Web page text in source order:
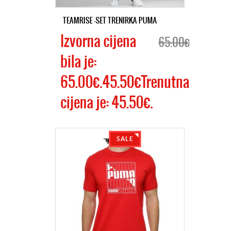
TEAMRISE -SET TRENIRKA PUMA
65.00€
Izvorna cijena
bila je:
65.00€.45.50€Trenutna
cijena je: 45.50€.
SALE